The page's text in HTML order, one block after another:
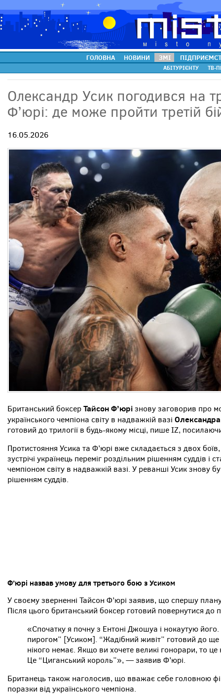
ГОЛОВНА НОВИНИ ЗМІ
АБІТУРІЄНТУ ТВ-
Олександр Усик погодився на
Ф’юрі: де може пройти третій
16.05.2026
Британський боксерТайсон Ф’юрізнову заговорив про
українського чемпіона світу в надважкій вазі
готовий до трилогії в будь-якому місці, пише IZ,
Протистояння Усика та Ф’юрі вже складається з двох
зустрічі українець переміг роздільним рішенням суддів
чемпіоном світу в надважкій вазі. У реванші Усик знову
рішенням суддів.
Ф’юрі назвав умову для третього бою з Усиком
У своєму зверненні Тайсон Ф’юрі заявив, що спершу
Після цього британський боксер готовий повернутися до
«Спочатку я почну з Ентоні Джошуа і нокаутую
пирогом” [Усиком]. “Жадібний живіт” готовий до ще
нікого немає. Якщо ви хочете великі гонорари, то
Це “Циганський король”», — заявив Ф’юрі.
Британець також наголосив, що вважає себе головною
поразки від українського чемпіона.